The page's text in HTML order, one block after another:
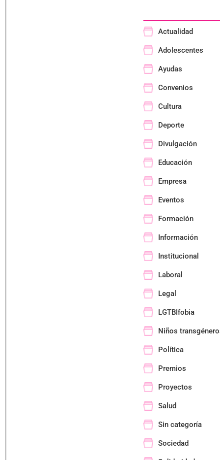
Actualidad
Adolescentes
Ayudas
Convenios
Cultura
Deporte
Divulgación
Educación
Empresa
Eventos
Formación
Información
Institucional
Laboral
Legal
LGTBIfobia
Niños
Política
Premios
Proyectos
Salud
Sin categoría
Sociedad